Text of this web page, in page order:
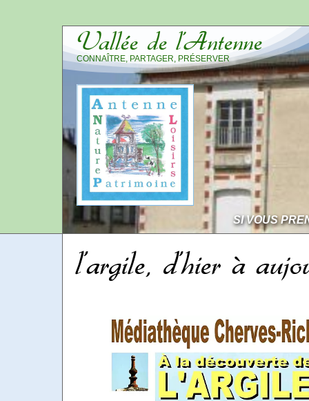
Vallée de l’Antenne
CONNAÎTRE, PARTAGER, PRÉSERVER
SI VOUS
l’argile, d’hier à